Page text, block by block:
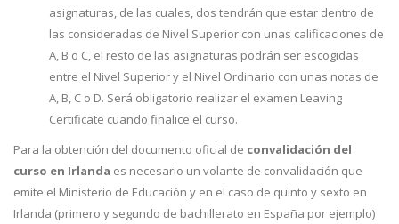
asignaturas, de las cuales, dos tendrán que estar dentro de
las consideradas de Nivel Superior con unas calificaciones de
A, B o C, el resto de las asignaturas podrán ser escogidas
entre el Nivel Superior y el Nivel Ordinario con unas notas de
A, B, C o D. Será obligatorio realizar el examen Leaving
Certificate cuando finalice el curso.
Para la obtención del documento oficial de convalidación del
curso en Irlanda es necesario un volante de convalidación que
emite el Ministerio de Educación y en el caso de quinto y sexto en
Irlanda (primero y segundo de bachillerato en España por ejemplo)